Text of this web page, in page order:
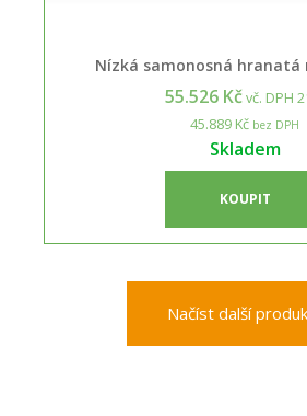
Nízká samonosná hranatá
55.526 Kčvč. DPH
45.889 Kč bez DPH
Skladem
KOUPIT
Načíst další